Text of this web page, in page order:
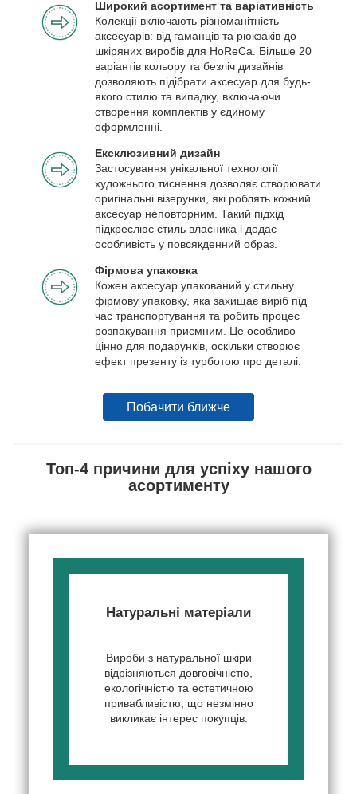
Широкий асортимент та варіативність
Колекції включають різноманітність
аксесуарів: від гаманців та рюкзаків до
шкіряних виробів для HoReCa. Більше 20
варіантів кольору та безліч дизайнів
дозволяють підібрати аксесуар для будь-
якого стилю та випадку, включаючи
створення комплектів у єдиному
оформленні.
Ексклюзивний дизайн
Застосування унікальної технології
художнього тиснення дозволяє створювати
оригінальні візерунки, які роблять кожний
аксесуар неповторним. Такий підхід
підкреслює стиль власника і додає
особливість у повсякденний образ.
Фірмова упаковка
Кожен аксесуар упакований у стильну
фірмову упаковку, яка захищає виріб під
час транспортування та робить процес
розпакування приємним. Це особливо
цінно для подарунків, оскільки створює
ефект презенту із турботою про деталі.
Побачити ближче
Топ-4 причини для успіху нашого
асортименту
Натуральні матеріали
Вироби з натуральної шкіри
відрізняються довговічністю,
екологічністю та естетичною
привабливістю, що незмінно
викликає інтерес покупців.